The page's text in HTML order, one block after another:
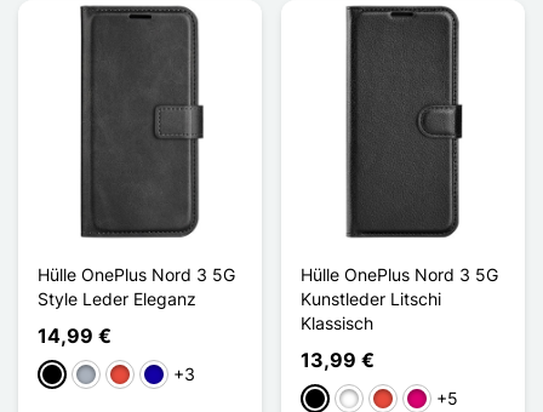
Hülle OnePlus Nord 3 5G
Style Leder Eleganz
14,99 €
Schwarz
GrauRot Dunkelblau
+3
Hülle OnePlus Nord 3 5G
Kunstleder Litschi
Klassisch
13,99 €
Schwarz
WeißRot Magenta
+5